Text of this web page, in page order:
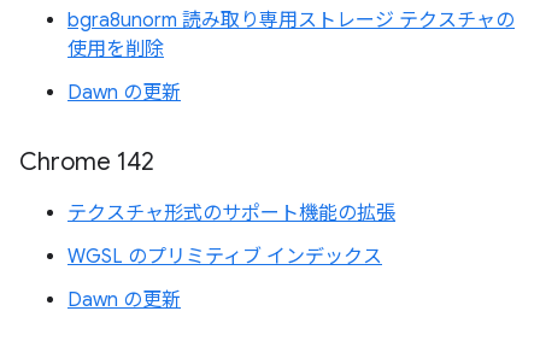
bgra8unorm 読み取り専用ストレージ テクスチャの
使用を削除
Dawn の更新
Chrome 142
テクスチャ形式のサポート機能の拡張
WGSL のプリミティブ インデックス
Dawn の更新